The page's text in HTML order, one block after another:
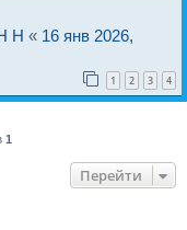
H « 16 янв 2026,
1 2 3 4
1
Перейти